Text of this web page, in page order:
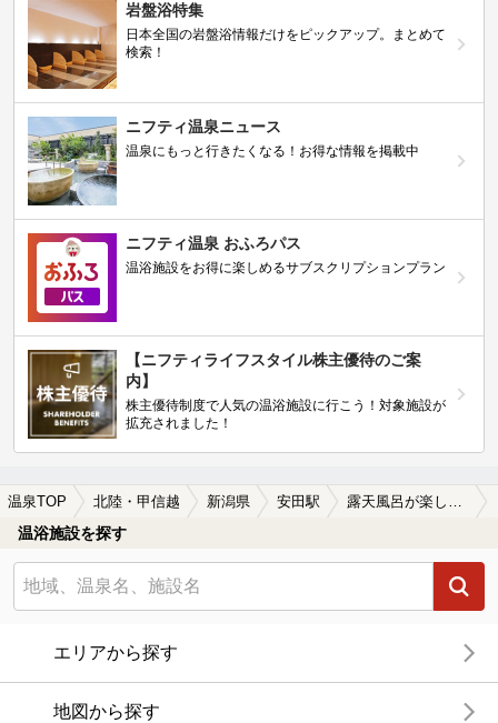
岩盤浴特集
日本全国の岩盤浴情報だけをピックアップ。まとめて
検索！
ニフティ温泉ニュース
温泉にもっと行きたくなる！お得な情報を掲載中
ニフティ温泉 おふろパス
温浴施設をお得に楽しめるサブスクリプションプラン
【ニフティライフスタイル株主優待のご案
内】
株主優待制度で人気の温浴施設に行こう！対象施設が
拡充されました！
温泉TOP 北陸・甲信越 新潟県 安田駅 露天風呂が楽しめる安田駅近くの温泉、日帰り温泉、スーパー銭湯おすすめ
温浴施設を探す
エリアから探す
地図から探す